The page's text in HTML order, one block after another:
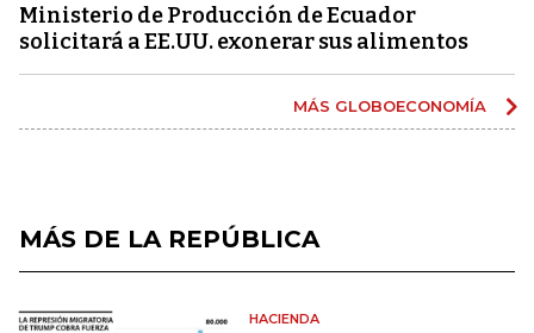
Ministerio de Producción de Ecuador
solicitará a EE.UU. exonerar sus alimentos
MÁS GLOBOECONOMÍA
MÁS DE LA REPÚBLICA
HACIENDA